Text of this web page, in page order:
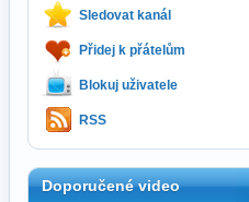
Sledovat kanál
Přidej k přátelům
Blokuj uživatele
RSS
Doporučené video